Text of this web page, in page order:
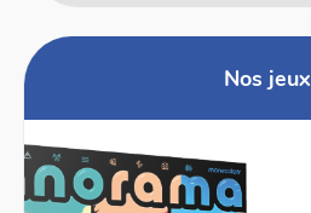
Nos jeux